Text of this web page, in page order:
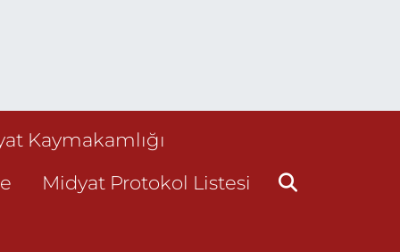
Kaymakamlığı
Midyat Protokol Listesi